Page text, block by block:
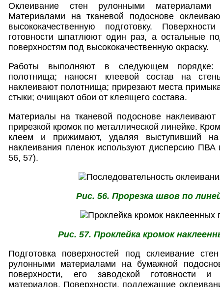
Оклеивание стен рулонными
Материалами на тканевой подоснове
высококачественную подготовку.
готовности шпатлюют один раз, а остальные
поверхностям под высококачественную окраску.
Работы выполняют в следующем порядке:
полотнища; наносят клеевой состав на
наклеивают полотнища; прирезают места
стыки; очищают обои от клеящего состава.
Материалы на тканевой подоснове
прирезкой кромок по металлической линейке.
клеем и прижимают, удаляя выступивший
наклеивания пленок используют дисперсию ПВА
56, 57).
Рис. 56. Прорезка швов по
Рис. 57. Проклейка кромок
Подготовка поверхностей под склеивание
рулонными материалами на бумажной
поверхности, его заводской готовности
материалов. Поверхности, подлежащие